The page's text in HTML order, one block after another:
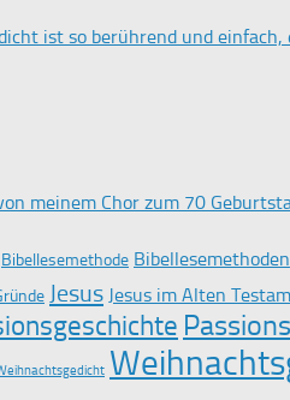
ist so berührend und einfach,
meinem Chor zum 70
Bibellesemethode Bibellesemethoden
Jesus Jesus im Alten